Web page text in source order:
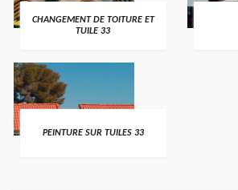
CHANGEMENT DE TOITURE ET
TUILE 33
PEINTURE SUR TUILES 33